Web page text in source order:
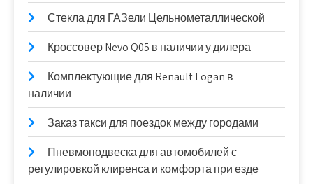
Стекла для ГАЗели Цельнометаллической
Кроссовер Nevo Q05 в наличии у дилера
Комплектующие для Renault Logan в
наличии
Заказ такси для поездок между городами
Пневмоподвеска для автомобилей с
регулировкой клиренса и комфорта при езде